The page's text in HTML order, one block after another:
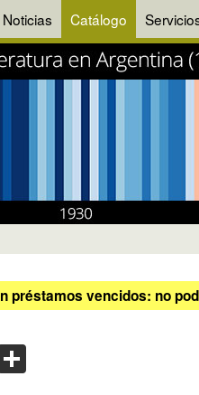
Noticias Catálogo
préstamos vencidos: no